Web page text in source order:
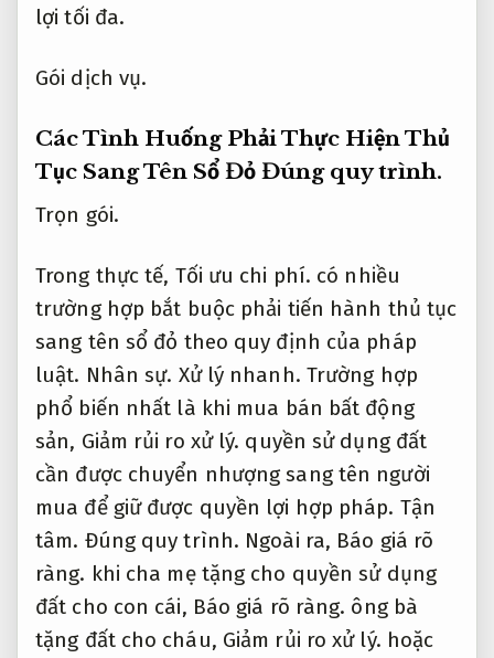
lợi tối đa.
Gói dịch vụ.
Các Tình Huống Phải Thực Hiện Thủ
Tục Sang Tên Sổ Đỏ Đúng quy trình.
Trọn gói.
Trong thực tế, Tối ưu chi phí. có nhiều
trường hợp bắt buộc phải tiến hành thủ tục
sang tên sổ đỏ theo quy định của pháp
luật. Nhân sự. Xử lý nhanh. Trường hợp
phổ biến nhất là khi mua bán bất động
sản, Giảm rủi ro xử lý. quyền sử dụng đất
cần được chuyển nhượng sang tên người
mua để giữ được quyền lợi hợp pháp. Tận
tâm. Đúng quy trình. Ngoài ra, Báo giá rõ
ràng. khi cha mẹ tặng cho quyền sử dụng
đất cho con cái, Báo giá rõ ràng. ông bà
tặng đất cho cháu, Giảm rủi ro xử lý. hoặc